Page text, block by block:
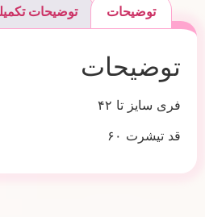
توضیحات توضیحات
توضیحات
فری سایز تا ۴۲
قد تیشرت ۶۰